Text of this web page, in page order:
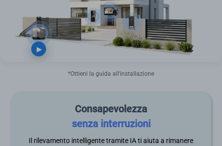
▶
*Ottieni la guida all'installazione
Consapevolezza
senza interruzioni
Il rilevamento intelligente tramite IA ti aiuta a rimanere